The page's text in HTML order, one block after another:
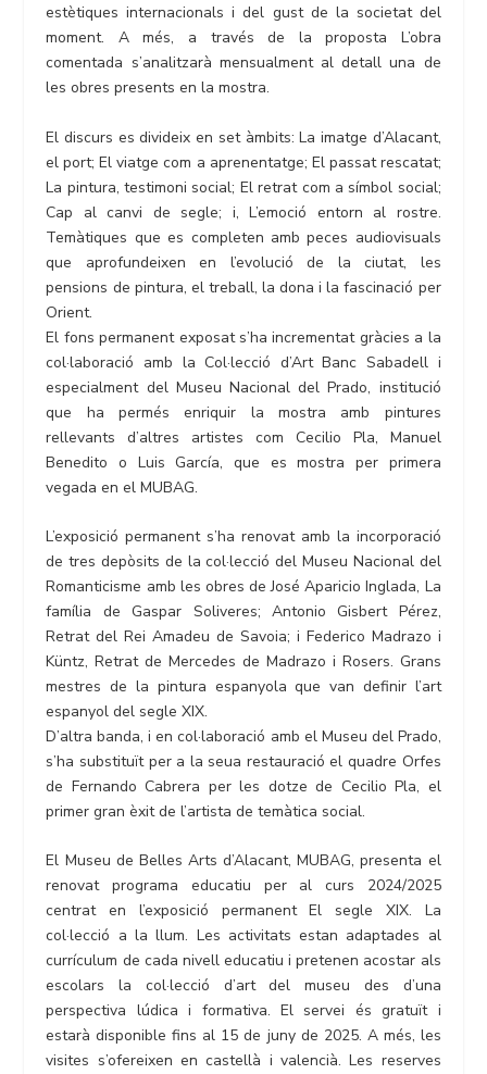
estètiques internacionals i del gust de la societat del
moment. A més, a través de la proposta L’obra
comentada s’analitzarà mensualment al detall una de
les obres presents en la mostra.
El discurs es divideix en set àmbits: La imatge d’Alacant,
el port; El viatge com a aprenentatge; El passat rescatat;
La pintura, testimoni social; El retrat com a símbol social;
Cap al canvi de segle; i, L’emoció entorn al rostre.
Temàtiques que es completen amb peces audiovisuals
que aprofundeixen en l’evolució de la ciutat, les
pensions de pintura, el treball, la dona i la fascinació per
Orient.
El fons permanent exposat s’ha incrementat gràcies a la
col·laboració amb la Col·lecció d’Art Banc Sabadell i
especialment del Museu Nacional del Prado, institució
que ha permés enriquir la mostra amb pintures
rellevants d’altres artistes com Cecilio Pla, Manuel
Benedito o Luis García, que es mostra per primera
vegada en el MUBAG.
L’exposició permanent s’ha renovat amb la incorporació
de tres depòsits de la col·lecció del Museu Nacional del
Romanticisme amb les obres de José Aparicio Inglada, La
família de Gaspar Soliveres; Antonio Gisbert Pérez,
Retrat del Rei Amadeu de Savoia; i Federico Madrazo i
Küntz, Retrat de Mercedes de Madrazo i Rosers. Grans
mestres de la pintura espanyola que van definir l’art
espanyol del segle XIX.
D’altra banda, i en col·laboració amb el Museu del Prado,
s’ha substituït per a la seua restauració el quadre Orfes
de Fernando Cabrera per les dotze de Cecilio Pla, el
primer gran èxit de l’artista de temàtica social.
El Museu de Belles Arts d’Alacant, MUBAG, presenta el
renovat programa educatiu per al curs 2024/2025
centrat en l’exposició permanent El segle XIX. La
col·lecció a la llum. Les activitats estan adaptades al
currículum de cada nivell educatiu i pretenen acostar als
escolars la col·lecció d’art del museu des d’una
perspectiva lúdica i formativa. El servei és gratuït i
estarà disponible fins al 15 de juny de 2025. A més, les
visites s’ofereixen en castellà i valencià. Les reserves